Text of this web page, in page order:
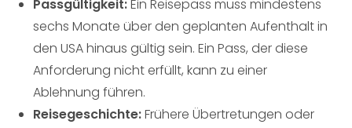
Passgültigkeit:Ein Reisepass muss mindestens
sechs Monate über den geplanten Aufenthalt in
den USA hinaus gültig sein. Ein Pass, der diese
Anforderung nicht erfüllt, kann zu einer
Ablehnung führen.
Reisegeschichte:Frühere Übertretungen oder